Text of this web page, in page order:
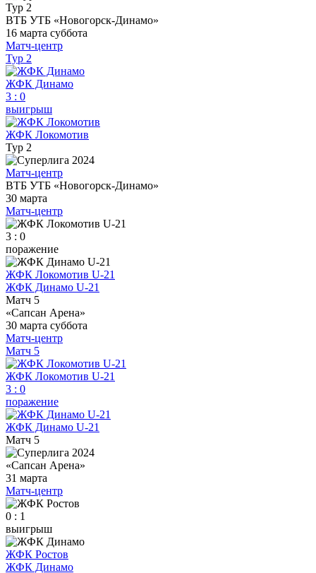
Тур 2
ВТБ УТБ «Новогорск-Динамо»
16 марта суббота
Матч-центр
Тур 2
ЖФК Динамо
3 : 0
выигрыш
ЖФК Локомотив
Тур 2
Матч-центр
ВТБ УТБ «Новогорск-Динамо»
30 марта
Матч-центр
3 : 0
поражение
ЖФК Локомотив U-21
ЖФК Динамо U-21
Матч 5
«Сапсан Арена»
30 марта суббота
Матч-центр
Матч 5
ЖФК Локомотив U-21
3 : 0
поражение
ЖФК Динамо U-21
Матч 5
«Сапсан Арена»
31 марта
Матч-центр
0 : 1
выигрыш
ЖФК Ростов
ЖФК Динамо